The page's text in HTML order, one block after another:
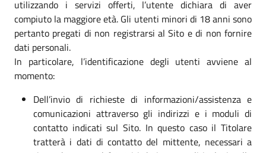
utilizzando i servizi offerti, l’utente dichiara di aver
compiuto la maggiore età. Gli utenti minori di 18 anni sono
pertanto pregati di non registrarsi al Sito e di non fornire
dati personali.
In particolare, l’identificazione degli utenti avviene al
momento:
Dell’invio di richieste di informazioni/assistenza e
comunicazioni attraverso gli indirizzi e i moduli di
contatto indicati sul Sito. In questo caso il Titolare
tratterà i dati di contatto del mittente, necessari a